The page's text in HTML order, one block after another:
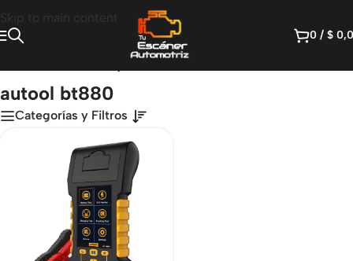
Skip to main content
0 / $
autool bt880
Categorías y Filtros